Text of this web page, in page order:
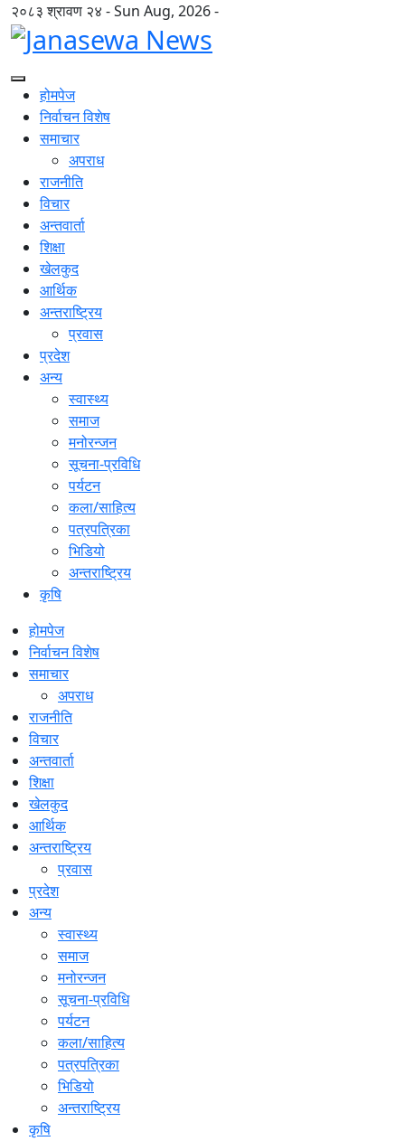
२०८३ श्रावण २४ - Sun Aug, 2026 -
होमपेज
निर्वाचन विशेष
समाचार
अपराध
राजनीति
विचार
अन्तवार्ता
शिक्षा
खेलकुद
आर्थिक
अन्तराष्ट्रिय
प्रवास
प्रदेश
अन्य
स्वास्थ्य
समाज
मनोरन्जन
सूचना-प्रविधि
पर्यटन
कला/साहित्य
पत्रपत्रिका
भिडियो
अन्तराष्ट्रिय
कृषि
होमपेज
निर्वाचन विशेष
समाचार
अपराध
राजनीति
विचार
अन्तवार्ता
शिक्षा
खेलकुद
आर्थिक
अन्तराष्ट्रिय
प्रवास
प्रदेश
अन्य
स्वास्थ्य
समाज
मनोरन्जन
सूचना-प्रविधि
पर्यटन
कला/साहित्य
पत्रपत्रिका
भिडियो
अन्तराष्ट्रिय
कृषि